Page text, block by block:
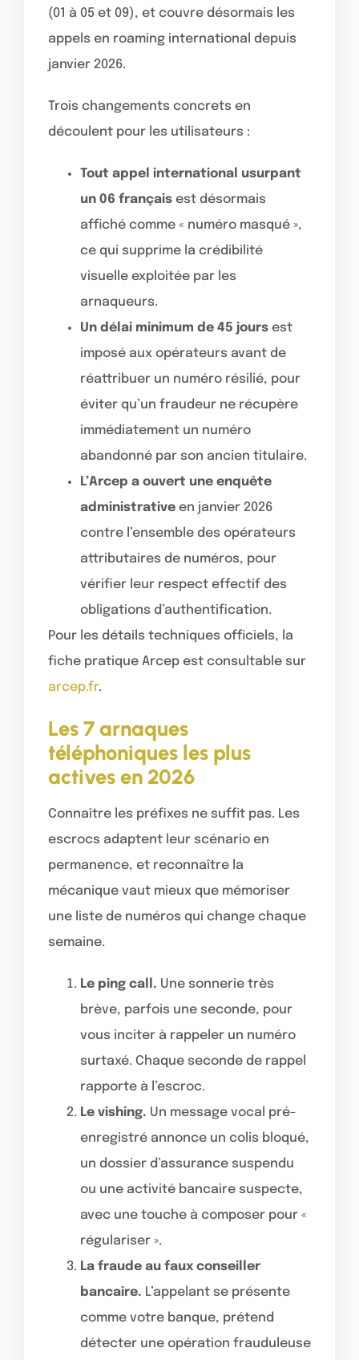
(01 à 05 et 09), et couvre désormais les
appels en roaming international depuis
janvier 2026.
Trois changements concrets en
découlent pour les utilisateurs :
Tout appel international usurpant
un 06 français est désormais
affiché comme « numéro masqué »,
ce qui supprime la crédibilité
visuelle exploitée par les
arnaqueurs.
Un délai minimum de 45 jours est
imposé aux opérateurs avant de
réattribuer un numéro résilié, pour
éviter qu’un fraudeur ne récupère
immédiatement un numéro
abandonné par son ancien titulaire.
L’Arcep a ouvert une enquête
administrative en janvier 2026
contre l’ensemble des opérateurs
attributaires de numéros, pour
vérifier leur respect effectif des
obligations d’authentification.
Pour les détails techniques officiels, la
fiche pratique Arcep est consultable sur
arcep.fr.
Les 7 arnaques
téléphoniques les plus
actives en 2026
Connaître les préfixes ne suffit pas. Les
escrocs adaptent leur scénario en
permanence, et reconnaître la
mécanique vaut mieux que mémoriser
une liste de numéros qui change chaque
semaine.
Le ping call. Une sonnerie très
brève, parfois une seconde, pour
vous inciter à rappeler un numéro
surtaxé. Chaque seconde de rappel
rapporte à l’escroc.
Le vishing. Un message vocal pré-
enregistré annonce un colis bloqué,
un dossier d’assurance suspendu
ou une activité bancaire suspecte,
avec une touche à composer pour «
régulariser ».
La fraude au faux conseiller
bancaire. L’appelant se présente
comme votre banque, prétend
détecter une opération frauduleuse